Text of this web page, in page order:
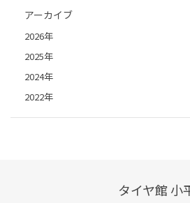
アーカイブ
2026年
2025年
2024年
2022年
タイヤ館 小